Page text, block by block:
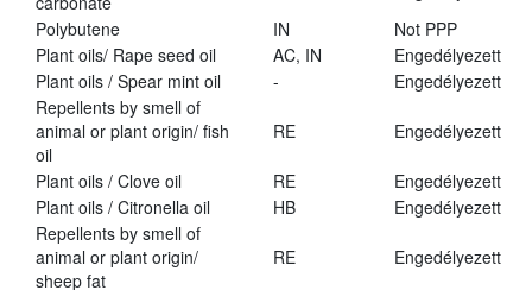
Polybutene
IN
Not PPP
Plant oils/ Rape seed oil
AC, IN
Engedélyezett
Plant oils / Spear mint oil
-
Engedélyezett
Repellents by smell of
animal or plant origin/ fish
oil
RE Engedélyezett
Plant oils / Clove oil RE
Engedélyezett
Plant oils / Citronella oil
HB
Engedélyezett
Repellents by smell of
animal or plant origin/
sheep fat
RE Engedélyezett